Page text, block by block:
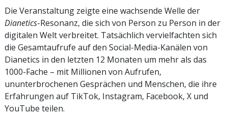
Die Veranstaltung zeigte eine wachsende Welle der
Dianetics-Resonanz, die sich von Person zu Person in der
digitalen Welt verbreitet. Tatsächlich vervielfachten sich
die Gesamtaufrufe auf den Social-Media-Kanälen von
Dianetics in den letzten 12 Monaten um mehr als das
1000-Fache – mit Millionen von Aufrufen,
ununterbrochenen Gesprächen und Menschen, die ihre
Erfahrungen auf TikTok, Instagram, Facebook, X und
YouTube teilen.